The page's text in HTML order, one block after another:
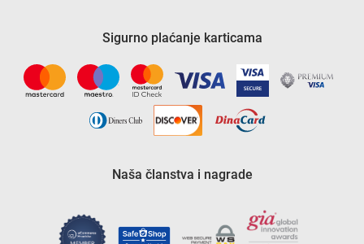
Sigurno plaćanje karticama
Naša članstva i nagrade